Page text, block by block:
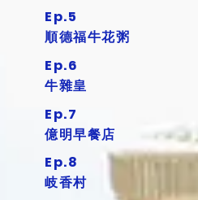
Ep.5
順德福牛花粥
Ep.6
牛雜皇
Ep.7
億明早餐店
Ep.8
岐香村